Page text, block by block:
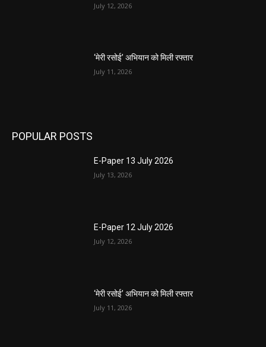
July 12, 2026
‘मेरी रसोई’ अभियान को मिली रफ्तार
July 11, 2026
POPULAR POSTS
E-Paper 13 July 2026
July 13, 2026
E-Paper 12 July 2026
July 12, 2026
‘मेरी रसोई’ अभियान को मिली रफ्तार
July 11, 2026